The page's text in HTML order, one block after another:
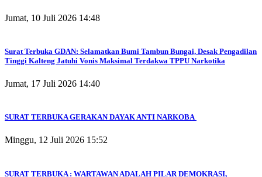
Jumat, 10 Juli 2026 14:48
Surat Terbuka GDAN: Selamatkan Bumi Tambun Bungai, Desak Pengadilan
Tinggi Kalteng Jatuhi Vonis Maksimal Terdakwa TPPU Narkotika
Jumat, 17 Juli 2026 14:40
SURAT TERBUKA GERAKAN DAYAK ANTI NARKOBA
Minggu, 12 Juli 2026 15:52
SURAT TERBUKA : WARTAWAN ADALAH PILAR DEMOKRASI,